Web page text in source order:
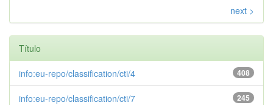
next >
Título
408
info:eu-repo/classification/cti/4
245
info:eu-repo/classification/cti/7